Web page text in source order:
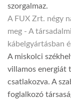
szorgalmaz.
A FUX Zrt. négy
meg - A
kábelgyártásban
A miskolci
villamos energiát
csatlakozva. A
foglalkozó